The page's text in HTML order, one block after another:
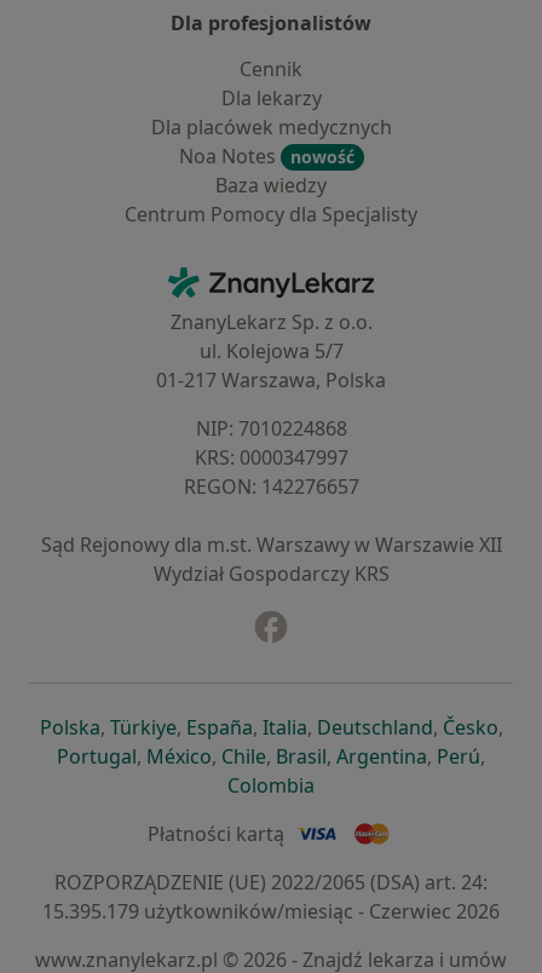
Dla profesjonalistów
Cennik
Dla lekarzy
Dla placówek medycznych
Noa Notes
nowość
Baza wiedzy
Centrum Pomocy dla Specjalisty
ZnanyLekarz - Strona główna
ZnanyLekarz Sp. z o.o.
ul. Kolejowa 5/7
01-217 Warszawa, Polska
NIP: ⁠7010224868
KRS: ⁠0000347997
REGON: ⁠142276657
Sąd Rejonowy dla m.st. Warszawy w Warszawie XII
Wydział Gospodarczy KRS
Polskaotwiera się w nowej karcie
, Türkiyeotwiera się w nowej karcie
, Españaotwiera się w nowej karcie
, Italiaotwiera się w nowej
, Deutschlandotwiera się
, Česko,
Portugalotwiera się w nowej karcie
, Méxicootwiera się w nowej karcie
, Chileotwiera się w nowej karcie
, Brasilotwiera się w nowej
, Argentinaotwiera się
, Perú,
Colombia
Płatności kartą
ROZPORZĄDZENIE (UE) 2022/2065 (DSA) art. 24:
15.395.179 użytkowników/miesiąc - Czerwiec 2026
www.znanylekarz.pl © 2026 - Znajdź lekarza i umów